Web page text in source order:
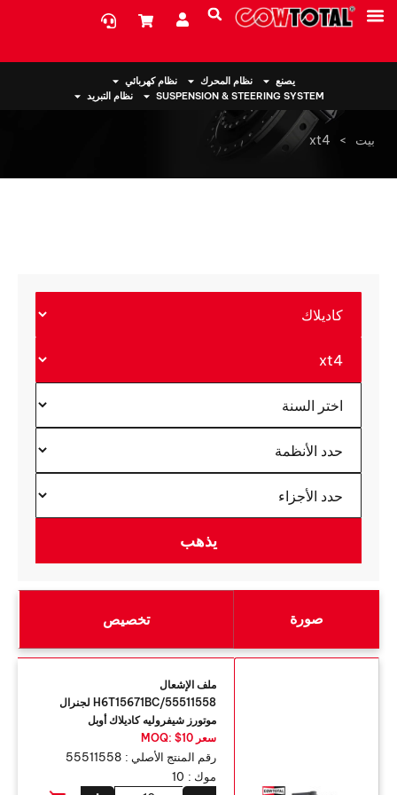
يصنع نظام المحرك
نظام كهربائي
SUSPENSION & STEERING SYSTEM
نظام التبريد
بيت >
xt4
صورة تخصيص
ملف الإشعال
55511558/H6T15671BC لجنرال
موتورز شيفروليه كاديلاك أوبل
سعر MOQ: $10
رقم المنتج الأصلي : 55511558
موك : 10